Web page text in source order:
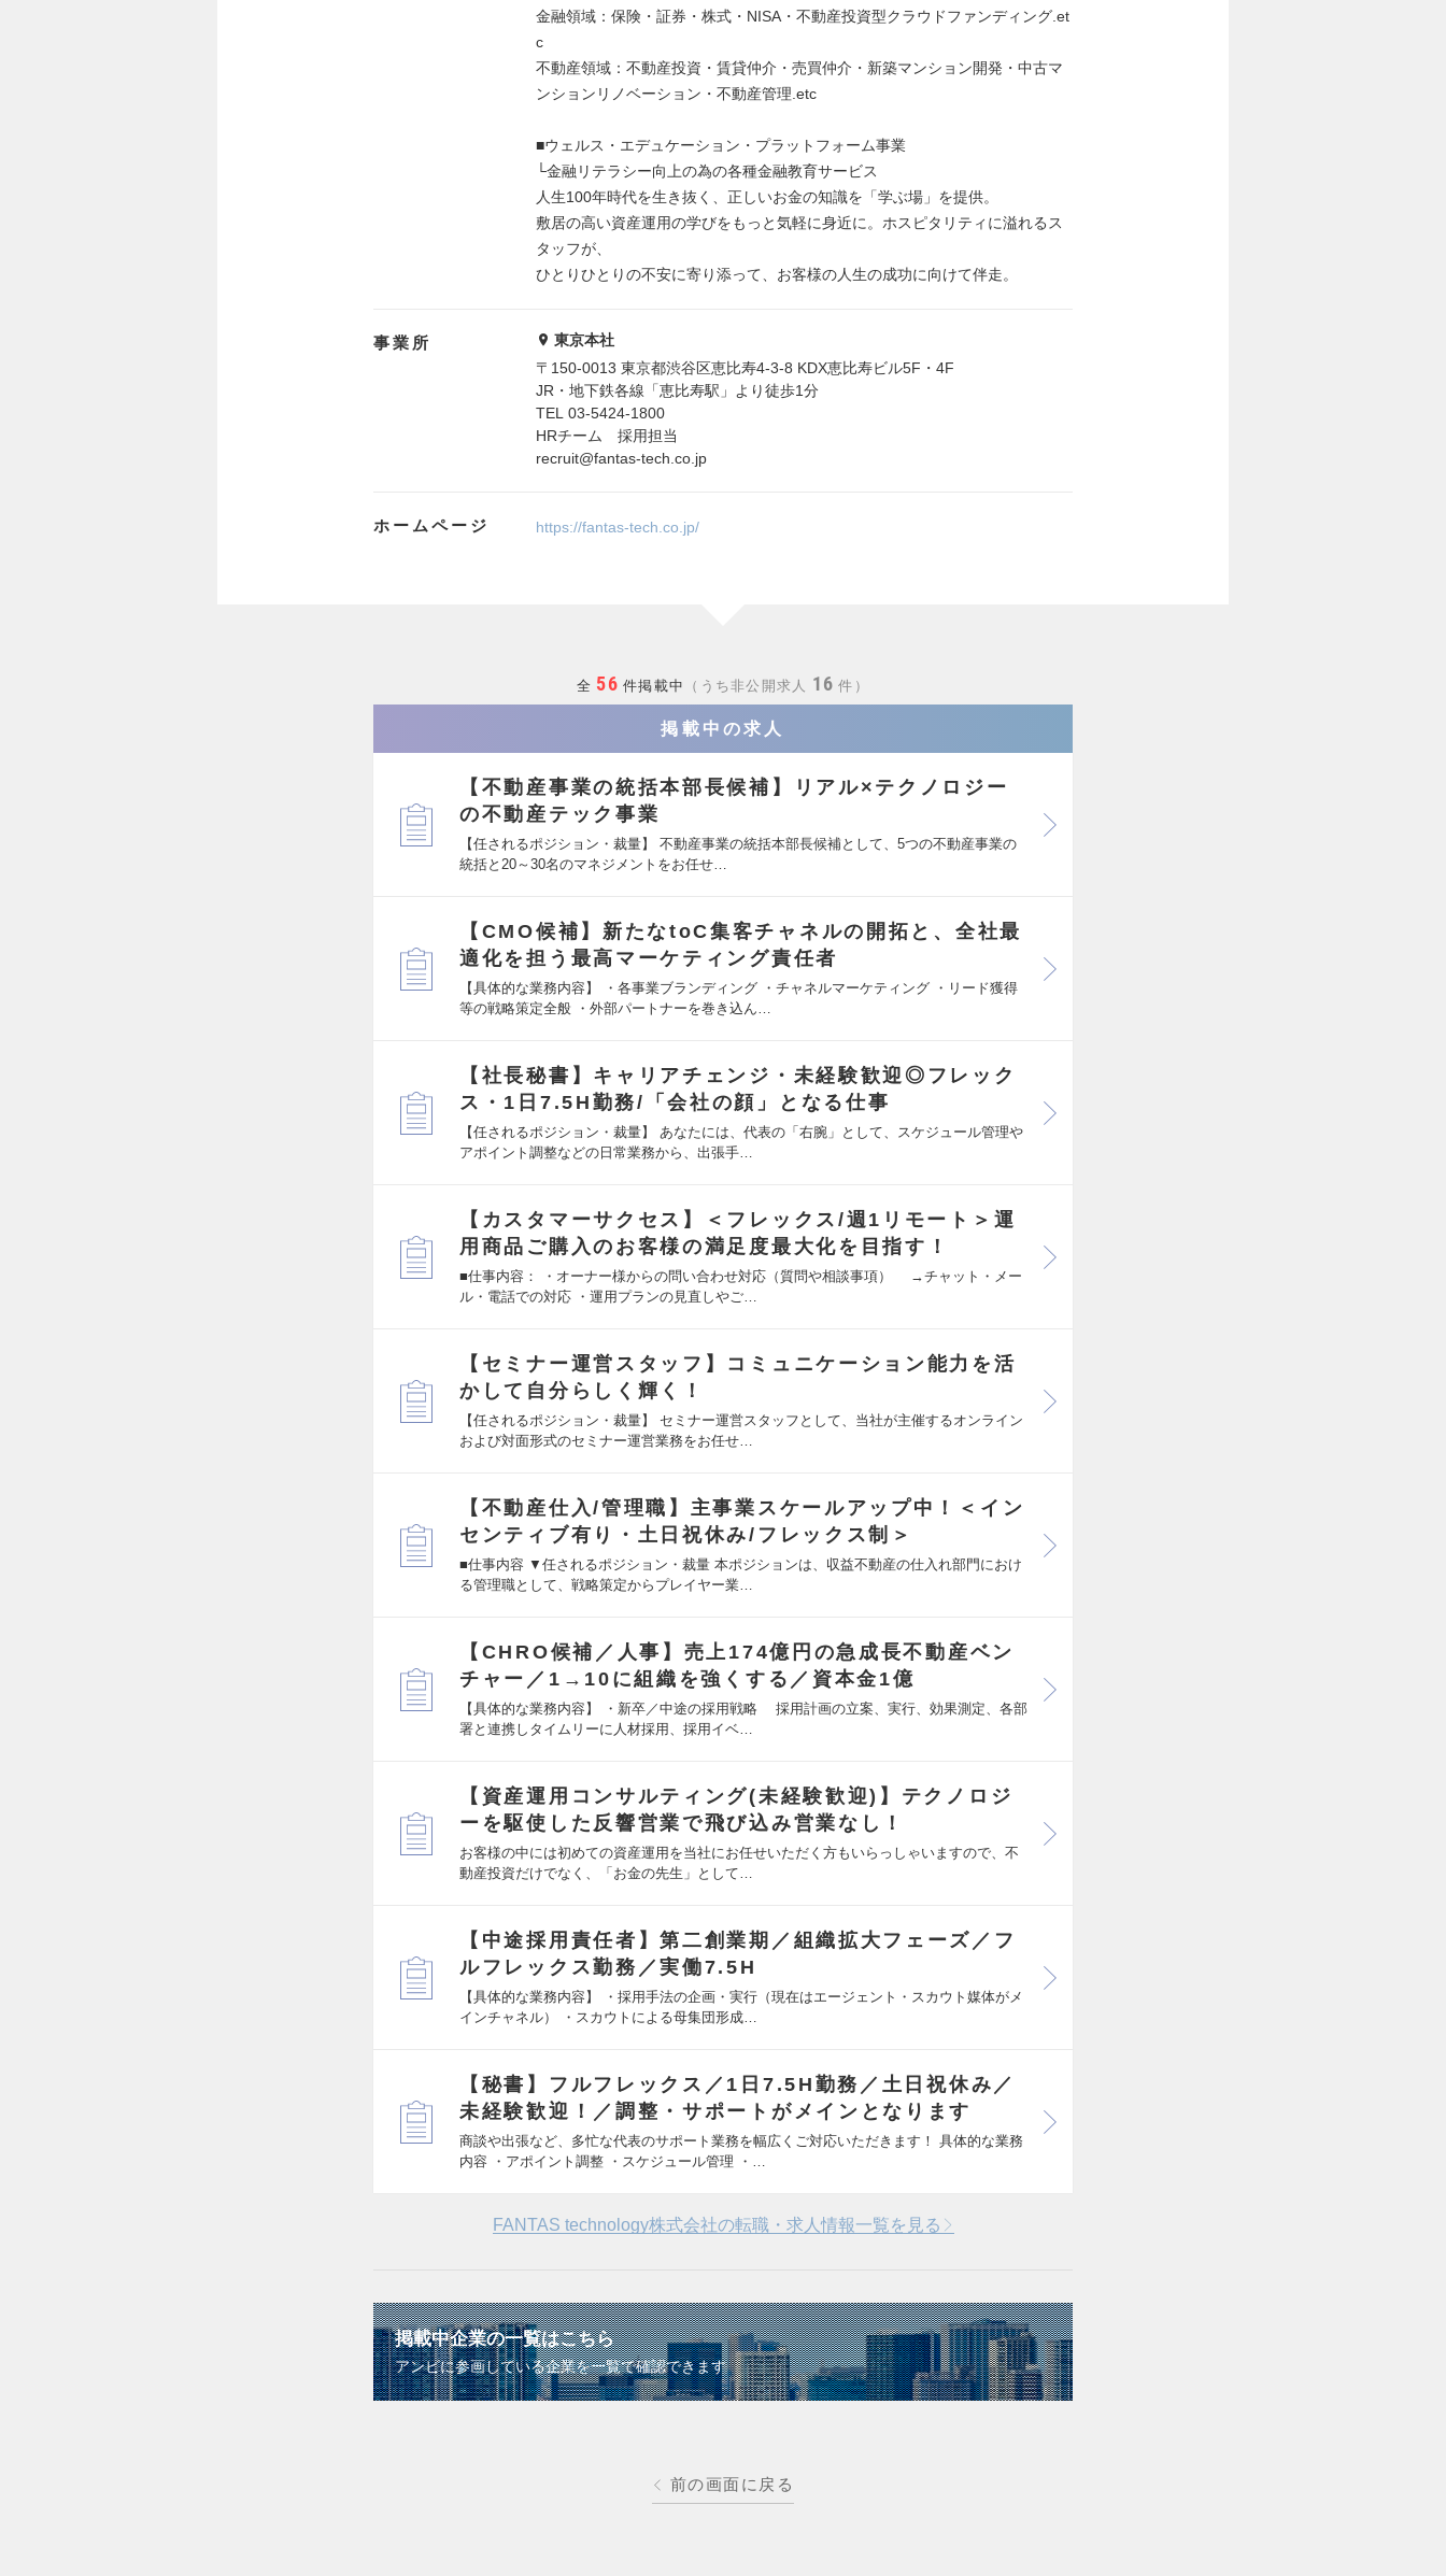
金融領域：保険・証券・株式・NISA・不動産投資型クラウドファンディング.et
c
不動産領域：不動産投資・賃貸仲介・売買仲介・新築マンション開発・中古マ
ンションリノベーション・不動産管理.etc
■ウェルス・エデュケーション・プラットフォーム事業
└金融リテラシー向上の為の各種金融教育サービス
人生100年時代を生き抜く、正しいお金の知識を「学ぶ場」を提供。
敷居の高い資産運用の学びをもっと気軽に身近に。ホスピタリティに溢れるス
タッフが、
ひとりひとりの不安に寄り添って、お客様の人生の成功に向けて伴走。
事業所
東京本社
〒150-0013 東京都渋谷区恵比寿4-3-8 KDX恵比寿ビル5F・4F
JR・地下鉄各線「恵比寿駅」より徒歩1分
TEL 03-5424-1800
HRチーム 採用担当
recruit@fantas-tech.co.jp
ホームページ https://fantas-tech.co.jp/
全 56 件掲載中 うち非公開求人 16 件
掲載中の求人
【不動産事業の統括本部長候補】リアル×テクノロジー
の不動産テック事業
【任されるポジション・裁量】 不動産事業の統括本部長候補として、5つの不動産事業の
統括と20～30名のマネジメントをお任せ…
【CMO候補】新たなtoC集客チャネルの開拓と、全社最
適化を担う最高マーケティング責任者
【具体的な業務内容】 ・各事業ブランディング ・チャネルマーケティング ・リード獲得
等の戦略策定全般 ・外部パートナーを巻き込ん…
【社長秘書】キャリアチェンジ・未経験歓迎◎フレック
ス・1日7.5H勤務/「会社の顔」となる仕事
【任されるポジション・裁量】 あなたには、代表の「右腕」として、スケジュール管理や
アポイント調整などの日常業務から、出張手…
【カスタマーサクセス】＜フレックス/週1リモート＞運
用商品ご購入のお客様の満足度最大化を目指す！
■仕事内容： ・オーナー様からの問い合わせ対応（質問や相談事項） →チャット・メー
ル・電話での対応 ・運用プランの見直しやご…
【セミナー運営スタッフ】コミュニケーション能力を活
かして自分らしく輝く！
【任されるポジション・裁量】 セミナー運営スタッフとして、当社が主催するオンライン
および対面形式のセミナー運営業務をお任せ…
【不動産仕入/管理職】主事業スケールアップ中！＜イン
センティブ有り・土日祝休み/フレックス制＞
■仕事内容 ▼任されるポジション・裁量 本ポジションは、収益不動産の仕入れ部門におけ
る管理職として、戦略策定からプレイヤー業…
【CHRO候補／人事】売上174億円の急成長不動産ベン
チャー／1→10に組織を強くする／資本金1億
【具体的な業務内容】 ・新卒／中途の採用戦略 採用計画の立案、実行、効果測定、各部
署と連携しタイムリーに人材採用、採用イベ…
【資産運用コンサルティング(未経験歓迎)】テクノロジ
ーを駆使した反響営業で飛び込み営業なし！
お客様の中には初めての資産運用を当社にお任せいただく方もいらっしゃいますので、不
動産投資だけでなく、「お金の先生」として…
【中途採用責任者】第二創業期／組織拡大フェーズ／フ
ルフレックス勤務／実働7.5H
【具体的な業務内容】 ・採用手法の企画・実行（現在はエージェント・スカウト媒体がメ
インチャネル） ・スカウトによる母集団形成…
【秘書】フルフレックス／1日7.5H勤務／土日祝休み／
未経験歓迎！／調整・サポートがメインとなります
商談や出張など、多忙な代表のサポート業務を幅広くご対応いただきます！ 具体的な業務
内容 ・アポイント調整 ・スケジュール管理 ・…
FANTAS technology株式会社の転職・求人情報一覧を見る
掲載中企業の一覧はこちら
アンビに参画している企業を一覧で確認できます
前の画面に戻る